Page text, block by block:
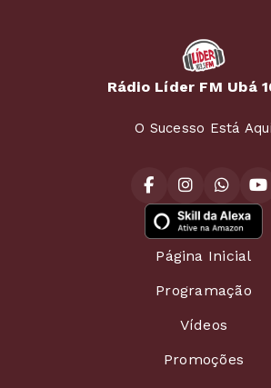
Rádio Líder FM Ubá
O Sucesso Está Aqui
Página Inicial
Programação
Vídeos
Promoções